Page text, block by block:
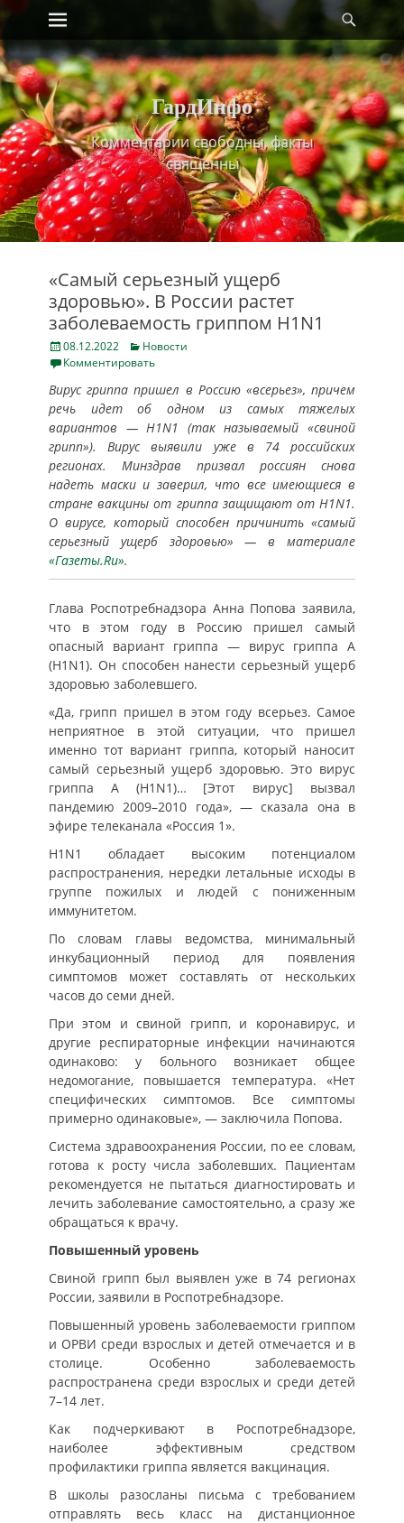
Skip
content
Primary Menu
ГардИнфо
Комментарии свободны, факты
священны
«Самый серьезный ущерб
здоровью». В России растет
заболеваемость гриппом H1N1
Posted
on
08.12.2022 Categories
Новости
Комментировать
Вирус гриппа пришел в Россию «всерьез», причем
речь идет об одном из самых тяжелых
вариантов — H1N1 (так называемый «свиной
грипп»). Вирус выявили уже в 74 российских
регионах. Минздрав призвал россиян снова
надеть маски и заверил, что все имеющиеся в
стране вакцины от гриппа защищают от H1N1.
О вирусе, который способен причинить «самый
серьезный ущерб здоровью» — в материале
«Газеты.Ru».
Глава Роспотребнадзора Анна Попова заявила,
что в этом году в Россию пришел самый
опасный вариант гриппа — вирус гриппа А
(H1N1). Он способен нанести серьезный ущерб
здоровью заболевшего.
«Да, грипп пришел в этом году всерьез. Самое
неприятное в этой ситуации, что пришел
именно тот вариант гриппа, который наносит
самый серьезный ущерб здоровью. Это вирус
гриппа А (H1N1)… [Этот вирус] вызвал
пандемию 2009–2010 года», — сказала она в
эфире телеканала «Россия 1».
H1N1 обладает высоким потенциалом
распространения, нередки летальные исходы в
группе пожилых и людей с пониженным
иммунитетом.
По словам главы ведомства, минимальный
инкубационный период для появления
симптомов может составлять от нескольких
часов до семи дней.
При этом и свиной грипп, и коронавирус, и
другие респираторные инфекции начинаются
одинаково: у больного возникает общее
недомогание, повышается температура. «Нет
специфических симптомов. Все симптомы
примерно одинаковые», — заключила Попова.
Система здравоохранения России, по ее словам,
готова к росту числа заболевших. Пациентам
рекомендуется не пытаться диагностировать и
лечить заболевание самостоятельно, а сразу же
обращаться к врачу.
Повышенный уровень
Свиной грипп был выявлен уже в 74 регионах
России, заявили в Роспотребнадзоре.
Повышенный уровень заболеваемости гриппом
и ОРВИ среди взрослых и детей отмечается и в
столице. Особенно заболеваемость
распространена среди взрослых и среди детей
7–14 лет.
Как подчеркивают в Роспотребнадзоре,
наиболее эффективным средством
профилактики гриппа является вакцинация.
В школы разосланы письма с требованием
отправлять весь класс на дистанционное